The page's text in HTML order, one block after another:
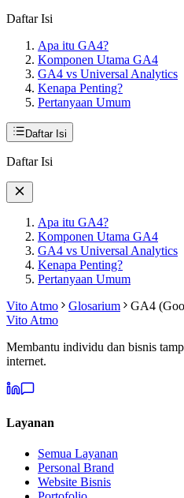
Daftar Isi
Apa itu GA4?
Komponen Utama GA4
GA4 vs Universal Analytics
Kenapa Penting?
Pertanyaan Umum
Daftar Isi
Daftar Isi
Apa itu GA4?
Komponen Utama GA4
GA4 vs Universal Analytics
Kenapa Penting?
Pertanyaan Umum
Vito Atmo
Glosarium
GA4
Vito Atmo
Membantu individu dan bisnis
internet.
Layanan
Semua Layanan
Personal Brand
Website Bisnis